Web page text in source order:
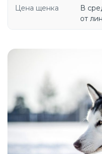
Цена щенка
В
от